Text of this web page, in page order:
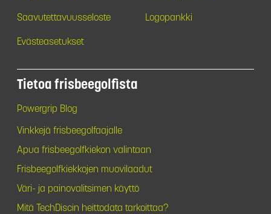
Saavutettavuusseloste Logopankki
Evästeasetukset
Tietoa frisbeegolfista
Powergrip Blog
Vinkkejä frisbeegolfaajalle
Apua frisbeegolfkiekon valintaan
Frisbeegolfkiekkojen muovilaadut
Väri- ja painovalitsimen käyttö
Mitä TechDiscin heittodata tarkoittaa?